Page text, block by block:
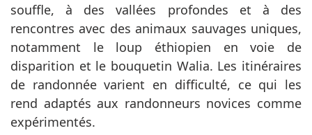
souffle, à des vallées profondes et à des
rencontres avec des animaux sauvages uniques,
notamment le loup éthiopien en voie de
disparition et le bouquetin Walia. Les itinéraires
de randonnée varient en difficulté, ce qui les
rend adaptés aux randonneurs novices comme
expérimentés.